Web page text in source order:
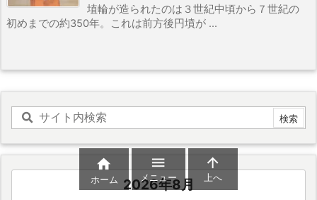
埴輪が造られたのは３世紀中頃から７世紀の
初めまでの約350年。これは前方後円墳が ...
2026年8月

ホーム

メニュー

上へ